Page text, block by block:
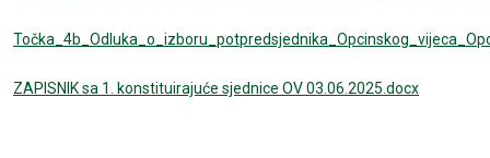
ZAPISNIK sa 1. konstituirajuće sjednice OV 03.06.2025.docx